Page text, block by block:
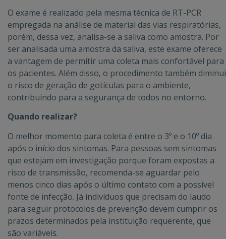
O exame é realizado pela mesma técnica de RT-PCR
empregada na análise de material das vias respiratórias,
porém, dessa vez, analisa-se a saliva como amostra. Por
ser analisada uma amostra da saliva, este exame oferece
a vantagem de permitir uma coleta mais confortável para
os pacientes. Além disso, o procedimento também diminui
o risco de geração de gotículas para o ambiente,
contribuindo para a segurança de todos no entorno.
Quando realizar?
O melhor momento para coleta é entre o 3º e o 10º dia
após o início dos sintomas. Para pessoas sem sintomas
que estejam em investigação porque foram expostas a
risco de transmissão, recomenda-se aguardar pelo
menos cinco dias após o último contato com a possível
fonte de infecção. Já indivíduos que precisam do laudo
para seguir protocolos de prevenção devem cumprir os
prazos determinados pela instituição requerente, que
são variáveis.